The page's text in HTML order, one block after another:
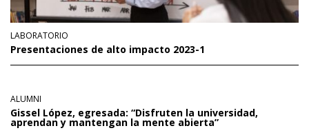
LABORATORIO
Presentaciones de alto impacto 2023-1
ALUMNI
Gissel López, egresada: “Disfruten la universidad,
aprendan y mantengan la mente abierta”